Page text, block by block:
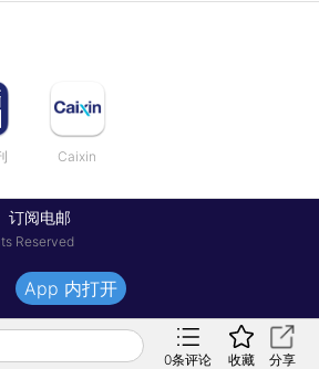
Caixin
订阅电邮
Reserved
0条评论 收藏 分享
App 内打开